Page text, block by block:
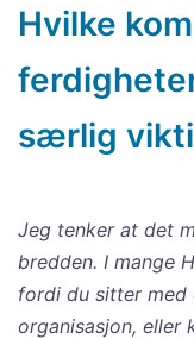
Hvilke
særlig
Jeg tenker at det
bredden. I mange
fordi du sitter med
organisasjon, eller